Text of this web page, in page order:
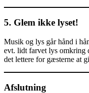
5. Glem ikke lyset!
Musik og lys går hånd i
evt. lidt farvet lys omkring
det lettere for gæsterne at
Afslutning